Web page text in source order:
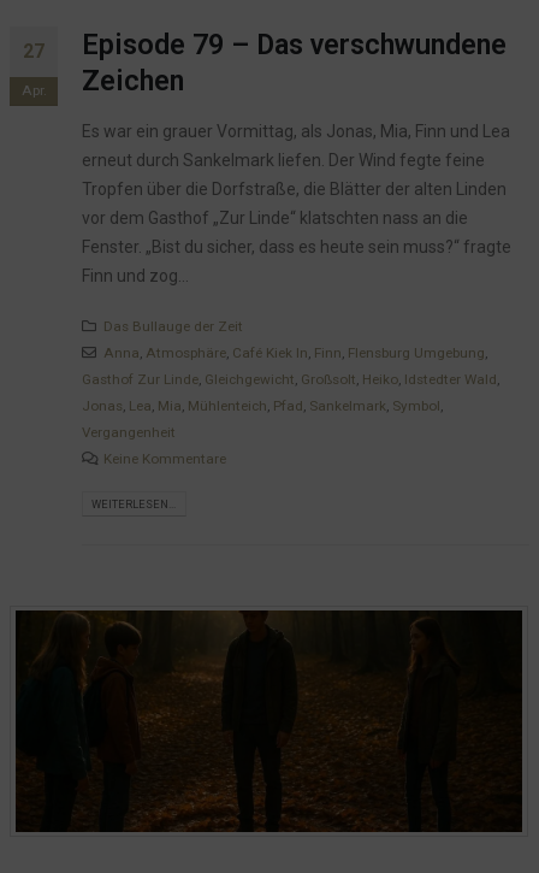
27
Apr.
Episode 79 – Das verschwundene
Zeichen
Es war ein grauer Vormittag, als Jonas, Mia, Finn und Lea
erneut durch Sankelmark liefen. Der Wind fegte feine
Tropfen über die Dorfstraße, die Blätter der alten Linden
vor dem Gasthof „Zur Linde“ klatschten nass an die
Fenster. „Bist du sicher, dass es heute sein muss?“ fragte
Finn und zog...
Das Bullauge der Zeit
Anna Atmosphäre, Café Kiek In Finn Flensburg Umgebung
Gasthof Zur Linde Gleichgewicht Großsolt Heiko Idstedter Wald
Jonas Lea Mia Mühlenteich Pfad Sankelmark Symbol
Vergangenheit
Keine Kommentare
WEITERLESEN...